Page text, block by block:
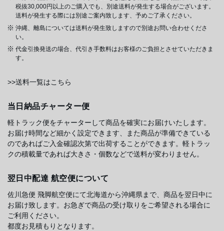
税抜30,000円以上のご購入でも、別途送料が発生する場合がございます。
送料が発生する際には別途ご案内致します、予めご了承ください。
沖縄、離島については送料が発生致しますので別途お問い合わせくださ
い。
代金引換発送の場合、代引き手数料はお客様のご負担とさせていただきま
す。
>>送料一覧はこちら
当日納品チャーター便
軽トラック便をチャーターして商品を確実にお届けいたします。
お届け時間など細かく設定できます、また商品が準備できている
のであればご入金確認次第で出荷することができます。軽トラッ
クの積載量であれば大きさ・個数などで送料が変わりません。
翌日中配達 航空便について
佐川急便 飛脚航空便にて北海道から沖縄県まで、商品を翌日中に
お届け致します。お急ぎで商品の受け取りをご希望される場合に
ご利用ください。
都度お見積もりとなります。